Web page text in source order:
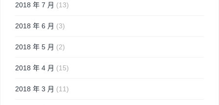
2018 年 7 月 (13)
2018 年 6 月 (3)
2018 年 5 月 (2)
2018 年 4 月 (15)
2018 年 3 月 (11)